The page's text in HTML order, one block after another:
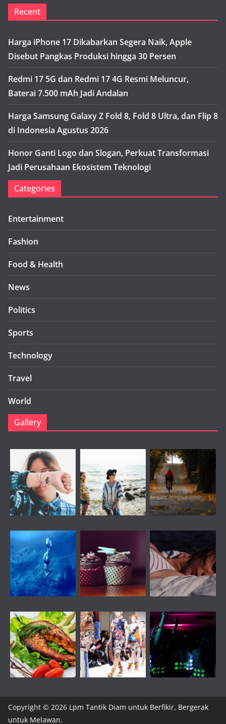
Recent
Harga iPhone 17 Dikabarkan Segera Naik, Apple
Disebut Pangkas Produksi hingga 30 Persen
Redmi 17 5G dan Redmi 17 4G Resmi Meluncur,
Baterai 7.500 mAh Jadi Andalan
Harga Samsung Galaxy Z Fold 8, Fold 8 Ultra, dan Flip 8
di Indonesia Agustus 2026
Honor Ganti Logo dan Slogan, Perkuat Transformasi
Jadi Perusahaan Ekosistem Teknologi
Categories
Entertainment
Fashion
Food & Health
News
Politics
Sports
Technology
Travel
World
Gallery
Copyright © 2026 Lpm Tantik Diam untuk Berfikir, Bergerak
untuk Melawan.